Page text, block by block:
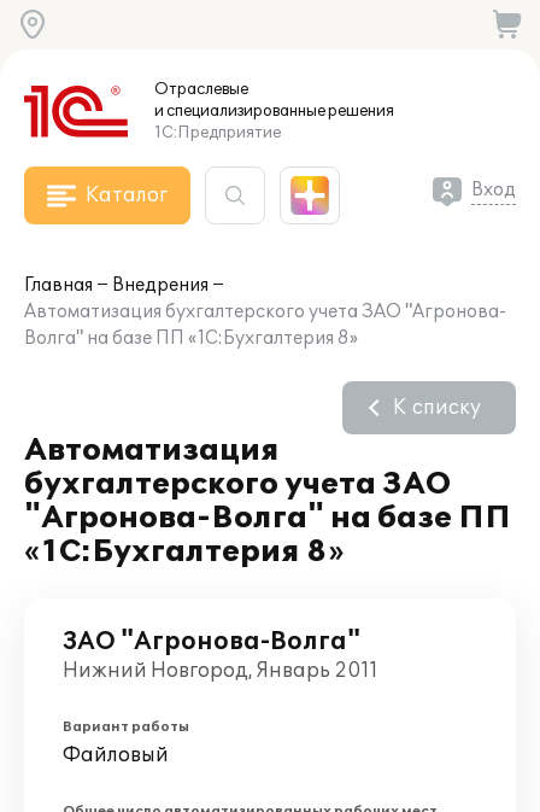
Отраслевые
и специализированныерешения
1С:Предприятие
Каталог Вход
Главная
Внедрения
Автоматизация бухгалтерского учета ЗАО "Агронова-
Волга" на базе ПП «1С:Бухгалтерия 8»
Автоматизация
бухгалтерского учета ЗАО
"Агронова-Волга" на базе ПП
«1С:Бухгалтерия 8»
К списку
ЗАО "Агронова-Волга"
Нижний Новгород, Январь 2011
Вариант работы
Файловый